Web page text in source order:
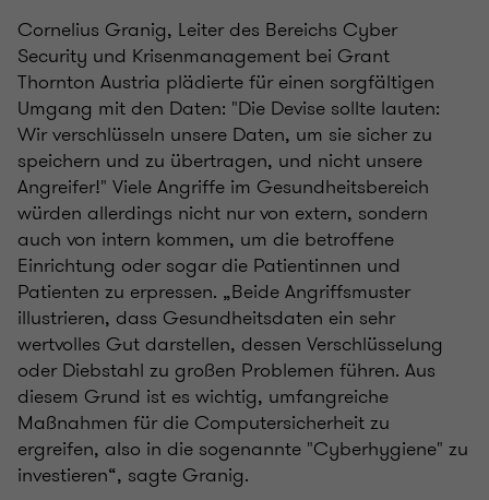
Cornelius Granig, Leiter des Bereichs Cyber
Security und Krisenmanagement bei Grant
Thornton Austria plädierte für einen sorgfältigen
Umgang mit den Daten: "Die Devise sollte lauten:
Wir verschlüsseln unsere Daten, um sie sicher zu
speichern und zu übertragen, und nicht unsere
Angreifer!" Viele Angriffe im Gesundheitsbereich
würden allerdings nicht nur von extern, sondern
auch von intern kommen, um die betroffene
Einrichtung oder sogar die Patientinnen und
Patienten zu erpressen. „Beide Angriffsmuster
illustrieren, dass Gesundheitsdaten ein sehr
wertvolles Gut darstellen, dessen Verschlüsselung
oder Diebstahl zu großen Problemen führen. Aus
diesem Grund ist es wichtig, umfangreiche
Maßnahmen für die Computersicherheit zu
ergreifen, also in die sogenannte "Cyberhygiene" zu
investieren“, sagte Granig.